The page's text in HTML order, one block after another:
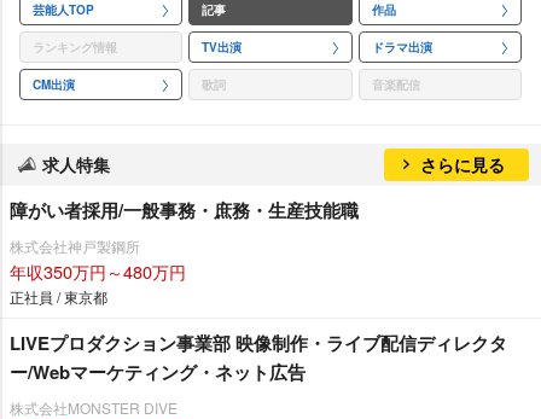
芸能人TOP 記事 作品
ランキング情報 TV出演 ドラマ出演
CM出演 歌詞 音楽配信
求人特集 さらに見る
障がい者採用/一般事務・庶務・生産技能職
株式会社神戸製鋼所
年収350万円～480万円
正社員 / 東京都
LIVEプロダクション事業部 映像制作・ライブ配信ディレクタ
ー/Webマーケティング・ネット広告
株式会社MONSTER DIVE